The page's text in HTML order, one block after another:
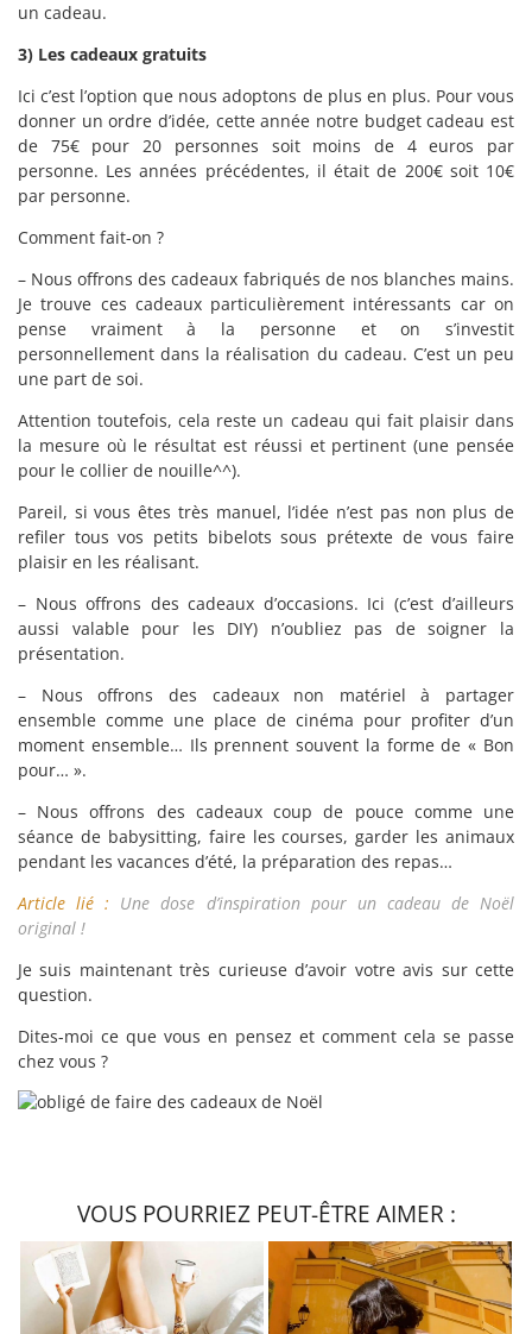
un cadeau.
3) Les cadeaux gratuits
Ici c’est l’option que nous adoptons de plus en plus. Pour vous
donner un ordre d’idée, cette année notre budget cadeau est
de 75€ pour 20 personnes soit moins de 4 euros par
personne. Les années précédentes, il était de 200€ soit 10€
par personne.
Comment fait-on ?
– Nous offrons des cadeaux fabriqués de nos blanches mains.
Je trouve ces cadeaux particulièrement intéressants car on
pense vraiment à la personne et on s’investit
personnellement dans la réalisation du cadeau. C’est un peu
une part de soi.
Attention toutefois, cela reste un cadeau qui fait plaisir dans
la mesure où le résultat est réussi et pertinent (une pensée
pour le collier de nouille^^).
Pareil, si vous êtes très manuel, l’idée n’est pas non plus de
refiler tous vos petits bibelots sous prétexte de vous faire
plaisir en les réalisant.
– Nous offrons des cadeaux d’occasions. Ici (c’est d’ailleurs
aussi valable pour les DIY) n’oubliez pas de soigner la
présentation.
– Nous offrons des cadeaux non matériel à partager
ensemble comme une place de cinéma pour profiter d’un
moment ensemble… Ils prennent souvent la forme de « Bon
pour… ».
– Nous offrons des cadeaux coup de pouce comme une
séance de babysitting, faire les courses, garder les animaux
pendant les vacances d’été, la préparation des repas…
Article lié : Une dose d’inspiration pour un cadeau de Noël
original !
Je suis maintenant très curieuse d’avoir votre avis sur cette
question.
Dites-moi ce que vous en pensez et comment cela se passe
chez vous ?
VOUS POURRIEZ PEUT-ÊTRE AIMER :